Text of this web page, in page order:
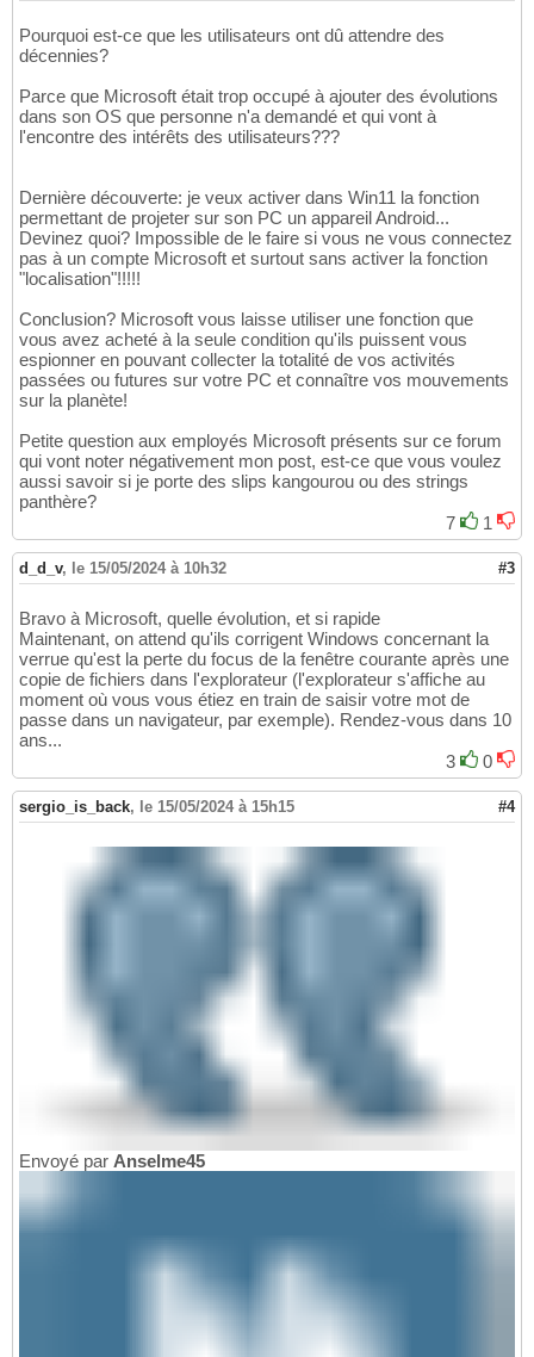
Pourquoi est-ce que les utilisateurs ont dû attendre des
décennies?
Parce que Microsoft était trop occupé à ajouter des évolutions
dans son OS que personne n'a demandé et qui vont à
l'encontre des intérêts des utilisateurs???
Dernière découverte: je veux activer dans Win11 la fonction
permettant de projeter sur son PC un appareil Android...
Devinez quoi? Impossible de le faire si vous ne vous connectez
pas à un compte Microsoft et surtout sans activer la fonction
"localisation"!!!!!
Conclusion? Microsoft vous laisse utiliser une fonction que
vous avez acheté à la seule condition qu'ils puissent vous
espionner en pouvant collecter la totalité de vos activités
passées ou futures sur votre PC et connaître vos mouvements
sur la planète!
Petite question aux employés Microsoft présents sur ce forum
qui vont noter négativement mon post, est-ce que vous voulez
aussi savoir si je porte des slips kangourou ou des strings
panthère?
7
1
d_d_v, le 15/05/2024 à 10h32 #3
Bravo à Microsoft, quelle évolution, et si rapide
Maintenant, on attend qu'ils corrigent Windows concernant la
verrue qu'est la perte du focus de la fenêtre courante après une
copie de fichiers dans l'explorateur (l'explorateur s'affiche au
moment où vous vous étiez en train de saisir votre mot de
passe dans un navigateur, par exemple). Rendez-vous dans 10
ans...
3
0
sergio_is_back, le 15/05/2024 à 15h15 #4
Envoyé par Anselme45